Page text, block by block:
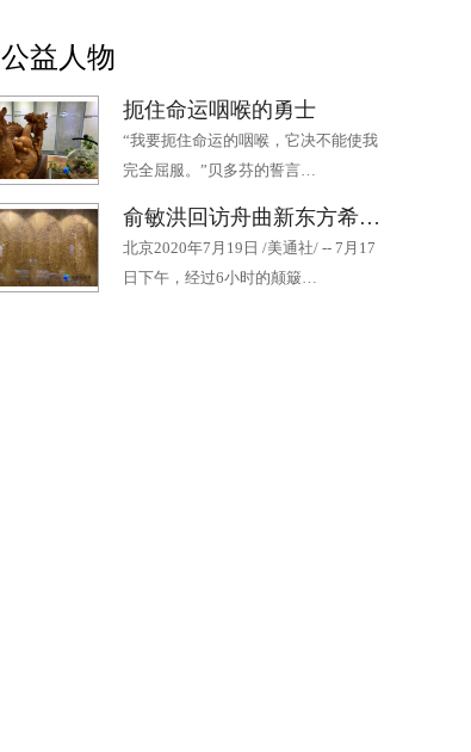
公益人物
扼住命运咽喉的勇士
“我要扼住命运的咽喉，它决不能使我
完全屈服。”贝多芬的誓言…
俞敏洪回访舟曲新东方希望小学 十年持续帮扶为山区孩子点燃希望
北京2020年7月19日 /美通社/ -- 7月17
日下午，经过6小时的颠簸…